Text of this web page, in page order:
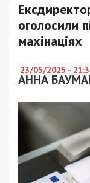
оголосили
махінаціях
23/05/2025 -
АННА